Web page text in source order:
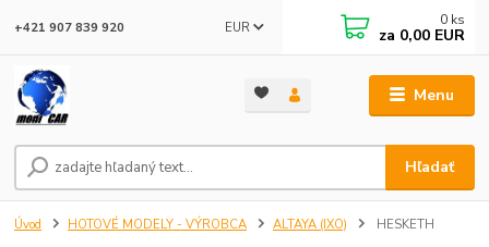
Menu
EUR
Hľadať
+421 907 839 920 0 ks
za 0,00 EUR
Úvod HOTOVÉ MODELY - VÝROBCA ALTAYA (IXO) HESKETH